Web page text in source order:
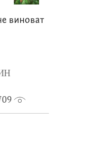
виноват